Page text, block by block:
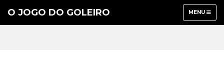
TOGGLE
NAVIGATION
MENU
O JOGO DO GOLEIRO